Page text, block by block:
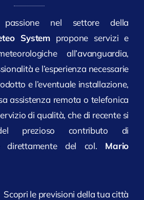
nel settore della
Systempropone servizi e
all’avanguardia,
e l’esperienza necessarie
e l’eventuale installazione,
assistenza remota o telefonica
di qualità, che di recente si
prezioso contributo di
del col. Mario
Scopri le previsioni della tua città